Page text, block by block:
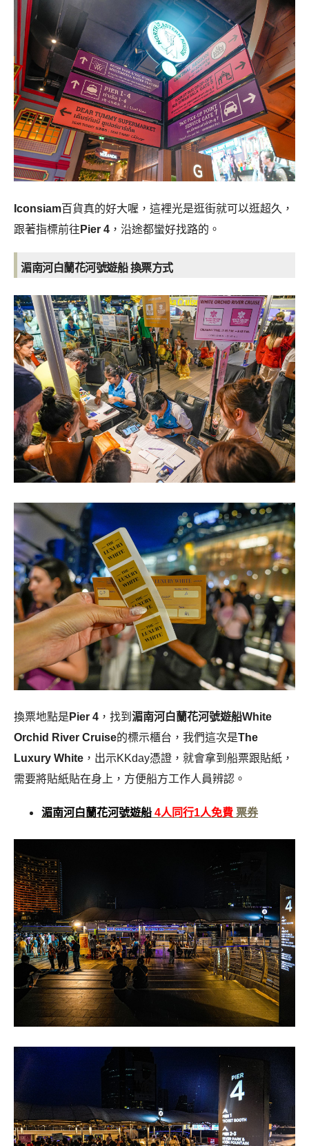
Iconsiam百貨真的好大喔，這裡光是逛街就可以逛超久，
跟著指標前往 Pier 4 ，沿途都蠻好找路的。
湄南河白蘭花河號遊船 換票方式
換票地點是 Pier 4 ，找到 湄南河白蘭花河號遊船White
Orchid River Cruise的標示櫃台，我們這次是The
Luxury White ，出示KKday憑證，就會拿到船票跟貼紙，
需要將貼紙貼在身上，方便船方工作人員辨認。
湄南河白蘭花河號遊船 4人同行1人免費 票券